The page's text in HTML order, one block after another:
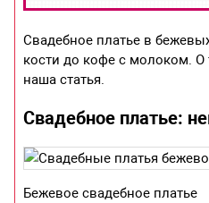
Свадебное платье в
кости до кофе с молоком.
наша статья.
Свадебное платье:
Бежевое свадебное платье